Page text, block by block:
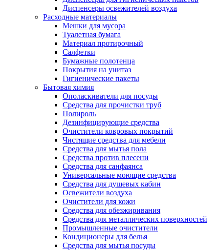
Диспенсеры освежителей воздуха
Расходные материалы
Мешки для мусора
Туалетная бумага
Материал протирочный
Салфетки
Бумажные полотенца
Покрытия на унитаз
Гигиенические пакеты
Бытовая химия
Ополаскиватели для посуды
Средства для прочистки труб
Полироль
Дезинфицирующие средства
Очистители ковровых покрытий
Чистящие средства для мебели
Средства для мытья пола
Средства против плесени
Средства для санфаянса
Универсальные моющие средства
Средства для душевых кабин
Освежители воздуха
Очистители для кожи
Средства для обезжиривания
Средства для металлических поверхностей
Промышленные очистители
Кондиционеры для белья
Средства для мытья посуды